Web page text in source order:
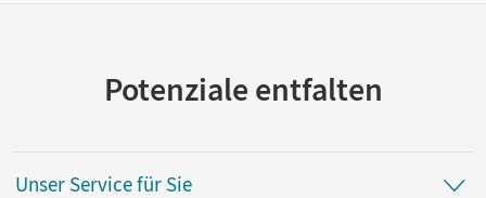
Potenziale entfalten
Unser Service für Sie